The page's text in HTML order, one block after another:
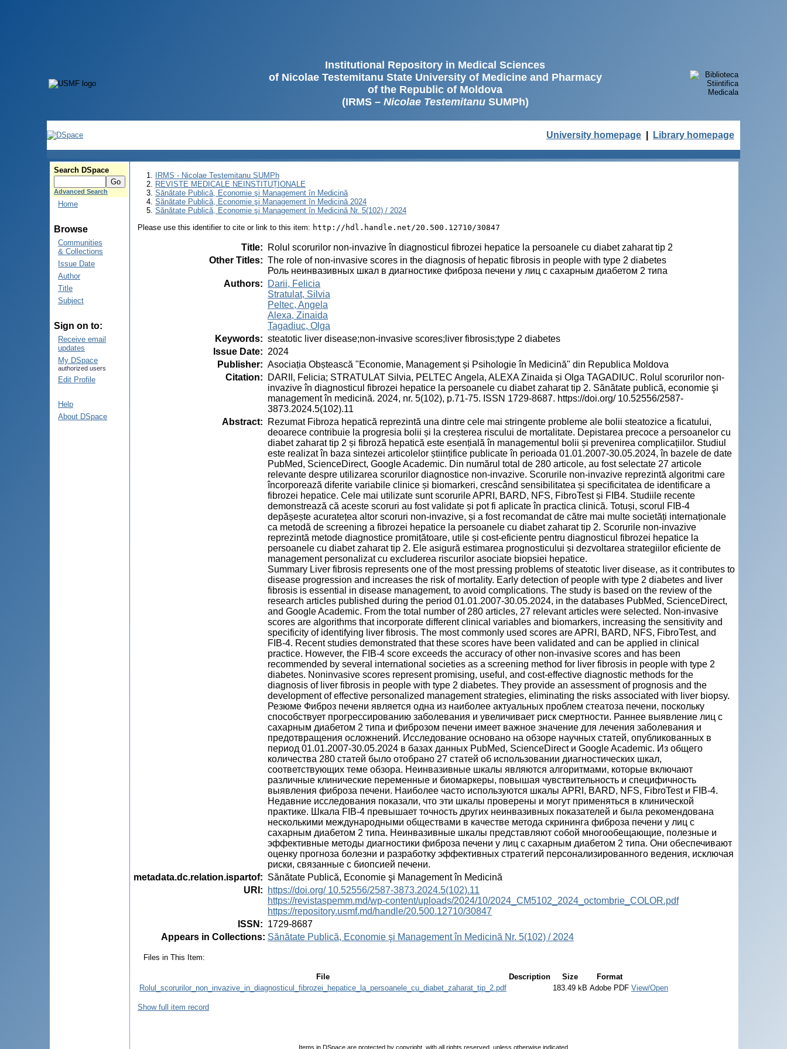
Institutional Repository in Medical Sciences
of Nicolae Testemitanu State University of Medicine and Pharmacy
of the Republic of Moldova
(IRMS – Nicolae TestemitanuSUMPh)
University homepage Library homepage
Search DSpace
Advanced Search
Home
Browse
Communities
& Collections
Issue Date
Author
Title
Subject
Sign on to:
Receive email
updates
My DSpace
authorized users
Edit Profile
Help
About DSpace
IRMS - Nicolae Testemitanu SUMPh
REVISTE MEDICALE NEINSTITUȚIONALE
Sănătate Publică, Economie şi Management în Medicină
Sănătate Publică, Economie şi Management în Medicină 2024
Sănătate Publică, Economie şi Management în Medicină Nr. 5(102) / 2024
Please use this identifier to cite or link to this item: http://hdl.handle.net/20.500.12710/30847
Title:
Rolul scorurilor non-invazive în diagnosticul fibrozei hepatice la persoanele cu diabet zaharat tip 2
Other Titles: The role of non-invasive scores in the diagnosis of hepatic fibrosis in people with type 2 diabetes
Роль неинвазивных шкал в диагностике фиброза печени у лиц с сахарным диабетом 2 типа
Authors:
Darii, Felicia
Stratulat, Silvia
Peltec, Angela
Alexa, Zinaida
Tagadiuc, Olga
Keywords: steatotic liver disease;non-invasive scores;liver fibrosis;type 2 diabetes
Issue Date: 2024
Publisher: Asociația Obștească "Economie, Management și Psihologie în Medicină" din Republica Moldova
Citation:
DARII, Felicia; STRATULAT Silvia, PELTEC Angela, ALEXA Zinaida și Olga TAGADIUC. Rolul scorurilor non-
invazive în diagnosticul fibrozei hepatice la persoanele cu diabet zaharat tip 2. Sănătate publică, economie şi
management în medicină. 2024, nr. 5(102), p.71-75. ISSN 1729-8687. https://doi.org/ 10.52556/2587-
3873.2024.5(102).11
Abstract:
Rezumat Fibroza hepatică reprezintă una dintre cele mai stringente probleme ale bolii steatozice a ficatului,
deoarece contribuie la progresia bolii și la creșterea riscului de mortalitate. Depistarea precoce a persoanelor cu
diabet zaharat tip 2 și fibroză hepatică este esențială în managementul bolii și prevenirea complicațiilor. Studiul
este realizat în baza sintezei articolelor științifice publicate în perioada 01.01.2007-30.05.2024, în bazele de date
PubMed, ScienceDirect, Google Academic. Din numărul total de 280 articole, au fost selectate 27 articole
relevante despre utilizarea scorurilor diagnostice non-invazive. Scorurile non-invazive reprezintă algoritmi care
încorporează diferite variabile clinice și biomarkeri, crescând sensibilitatea și specificitatea de identificare a
fibrozei hepatice. Cele mai utilizate sunt scorurile APRI, BARD, NFS, FibroTest și FIB4. Studiile recente
demonstrează că aceste scoruri au fost validate și pot fi aplicate în practica clinică. Totuși, scorul FIB-4
depășește acuratețea altor scoruri non-invazive, și a fost recomandat de către mai multe societăți internaționale
ca metodă de screening a fibrozei hepatice la persoanele cu diabet zaharat tip 2. Scorurile non-invazive
reprezintă metode diagnostice promițătoare, utile și cost-eficiente pentru diagnosticul fibrozei hepatice la
persoanele cu diabet zaharat tip 2. Ele asigură estimarea prognosticului și dezvoltarea strategiilor eficiente de
management personalizat cu excluderea riscurilor asociate biopsiei hepatice.
Summary Liver fibrosis represents one of the most pressing problems of steatotic liver disease, as it contributes to
disease progression and increases the risk of mortality. Early detection of people with type 2 diabetes and liver
fibrosis is essential in disease management, to avoid complications. The study is based on the review of the
research articles published during the period 01.01.2007-30.05.2024, in the databases PubMed, ScienceDirect,
and Google Academic. From the total number of 280 articles, 27 relevant articles were selected. Non-invasive
scores are algorithms that incorporate different clinical variables and biomarkers, increasing the sensitivity and
specificity of identifying liver fibrosis. The most commonly used scores are APRI, BARD, NFS, FibroTest, and
FIB-4. Recent studies demonstrated that these scores have been validated and can be applied in clinical
practice. However, the FIB-4 score exceeds the accuracy of other non-invasive scores and has been
recommended by several international societies as a screening method for liver fibrosis in people with type 2
diabetes. Noninvasive scores represent promising, useful, and cost-effective diagnostic methods for the
diagnosis of liver fibrosis in people with type 2 diabetes. They provide an assessment of prognosis and the
development of effective personalized management strategies, eliminating the risks associated with liver biopsy.
Резюме Фиброз печени является одна из наиболее актуальных проблем стеатоза печени, поскольку
способствует прогрессированию заболевания и увеличивает риск смертности. Раннее выявление лиц с
сахарным диабетом 2 типа и фиброзом печени имеет важное значение для лечения заболевания и
предотвращения осложнений. Исследование основано на обзоре научных статей, опубликованных в
период 01.01.2007-30.05.2024 в базах данных PubMed, ScienceDirect и Google Academic. Из общего
количества 280 статей было отобрано 27 статей об использовании диагностических шкал,
соответствующих теме обзора. Неинвазивные шкалы являются алгоритмами, которые включают
различные клинические переменные и биомаркеры, повышая чувствительность и специфичность
выявления фиброза печени. Наиболее часто используются шкалы APRI, BARD, NFS, FibroTest и FIB-4.
Недавние исследования показали, что эти шкалы проверены и могут применяться в клинической
практике. Шкала FIB-4 превышает точность других неинвазивных показателей и была рекомендована
несколькими международными обществами в качестве метода скрининга фиброза печени у лиц с
сахарным диабетом 2 типа. Неинвазивные шкалы представляют собой многообещающие, полезные и
эффективные методы диагностики фиброза печени у лиц с сахарным диабетом 2 типа. Они обеспечивают
оценку прогноза болезни и разработку эффективных стратегий персонализированного ведения, исключая
риски, связанные с биопсией печени.
metadata.dc.relation.ispartof: Sănătate Publică, Economie şi Management în Medicină
URI :
https://doi.org/ 10.52556/2587-3873.2024.5(102).11
https://revistaspemm.md/wp-content/uploads/2024/10/2024_CM5102_2024_octombrie_COLOR.pdf
https://repository.usmf.md/handle/20.500.12710/30847
ISSN : 1729-8687
Appears in Collections: Sănătate Publică, Economie şi Management în Medicină Nr. 5(102) / 2024
Files in This Item:
File Description Size
Format
Rolul_scorurilor_non_invazive_in_diagnosticul_fibrozei_hepatice_la_persoanele_cu_diabet_zaharat_tip_2.pdf
183.49 kB Adobe PDF View/Open
Show full item record
Items in DSpace are protected by copyright, with all rights reserved, unless otherwise indicated.